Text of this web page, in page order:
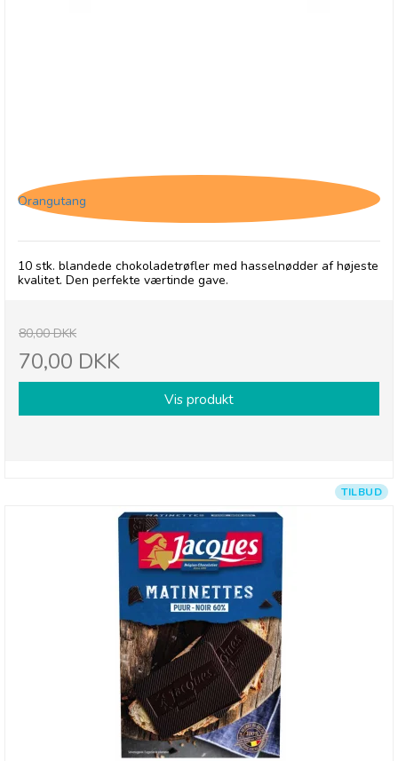
Orangutang
10 stk. blandede chokoladetrøfler med hasselnødder af højeste
kvalitet. Den perfekte værtinde gave.
80,00 DKK
70,00 DKK
Vis produkt
TILBUD